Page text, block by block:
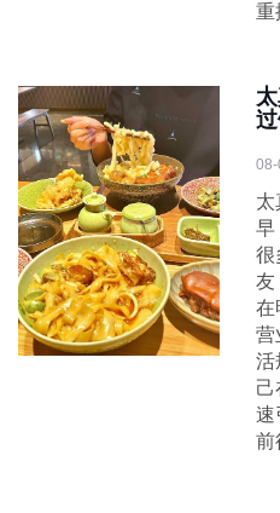
重
08-
太
早
很
友
在
营
活
己
速
前